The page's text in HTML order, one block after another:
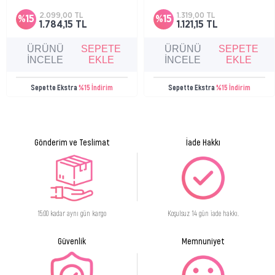
Factor Hidratante Natural 1%
Aceite de
Pantenol 1.50%
Glicerina 4%
yardımcı nemlendirici bakım kremi.
%15
1.784,15 TL
2.099,00 TL
Sepette Ekstra%15 İndirim
ÜRÜNÜ
İNCELE
SEPETE
EKLE
nemlendirici bakım kremi.
%15
1.121,15 TL
1.319,00 TL
Sepette Ekstra%15 İndirim
ÜRÜNÜ
İNCELE
SEPETE
EKLE
Gönderim ve Teslimat
15:00 kadar aynı gün kargo
İade Hakkı
Koşulsuz 14 gün iade hakkı.
Güvenlik Memnuniyet